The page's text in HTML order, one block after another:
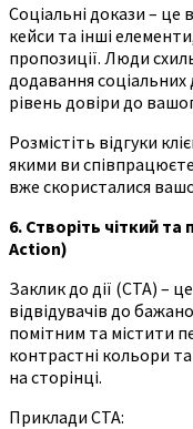
Соціальні докази – це
кейси та інші
пропозиції. Люди
додавання
рівень довіри до
Розмістіть відгуки
якими ви
вже скористалися
6. Створіть чіткий
Action)
Заклик до дії (CTA) –
відвідувачів до
помітним та містити
контрастні кольори
на сторінці.
Приклади CTA: